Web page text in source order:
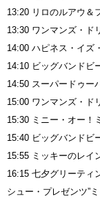
13:20 リロのルアウ＆
13:30 ワンマンズ・ド
14:00 ハピネス・イズ
14:10 ビッグバンドビ
14:50 スーパードゥー
15:00 ワンマンズ・ド
15:30 ミニー・オー！
15:40 ビッグバンドビ
15:55 ミッキーのレイ
16:15 七夕グリーティ
シュー・プレゼンツ”